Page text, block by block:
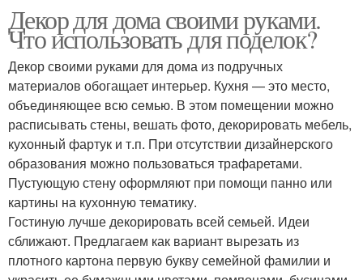
Декор для дома своими руками.
Что использовать для поделок?
Декор своими руками для дома из подручных
материалов обогащает интерьер. Кухня — это место,
объединяющее всю семью. В этом помещении можно
расписывать стены, вешать фото, декорировать мебель,
кухонный фартук и т.п. При отсутствии дизайнерского
образования можно пользоваться трафаретами.
Пустующую стену оформляют при помощи панно или
картины на кухонную тематику.
Гостиную лучше декорировать всей семьей. Идеи
сближают. Предлагаем как вариант вырезать из
плотного картона первую букву семейной фамилии и